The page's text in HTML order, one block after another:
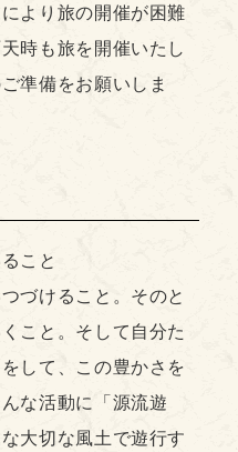
より旅の開催が困難
時も旅を開催いたし
準備をお願いしま
こと
づけること。そのと
こと。そして自分た
して、この豊かさを
な活動に「源流遊
大切な風土で遊行す